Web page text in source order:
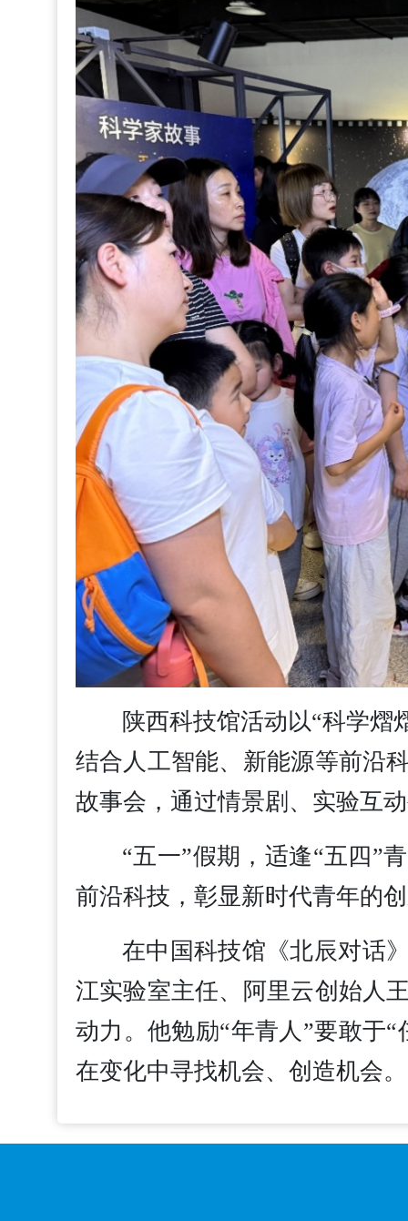
陕西科技馆活动以“科学熠
结合人工智能、新能源等前沿
故事会，通过情景剧、实验互
“五一”假期，适逢“五四”
前沿科技，彰显新时代青年的
在中国科技馆《北辰对话
江实验室主任、阿里云创始人
动力。他勉励“年青人”要敢于
在变化中寻找机会、创造机会。